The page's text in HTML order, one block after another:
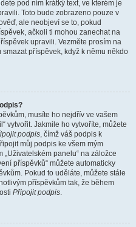
pod ním krátký text, ve kterém je
Toto bude zobrazeno pouze v
ale neobjeví se to, pokud
ačkoli ti mohou zanechat na
upravili. Vezměte prosím na
příspěvek, když k němu někdo
musíte ho nejdřív ve vašem
vytvořit. Jakmile ho vytvoříte, můžete
podpis, čímž váš podpis k
můj podpis ke všem mým
„Uživatelském panelu“ na záložce
příspěvků“ můžete automaticky
Pokud to uděláte, můžete stále
příspěvkům tak, že během
Připojit podpis.